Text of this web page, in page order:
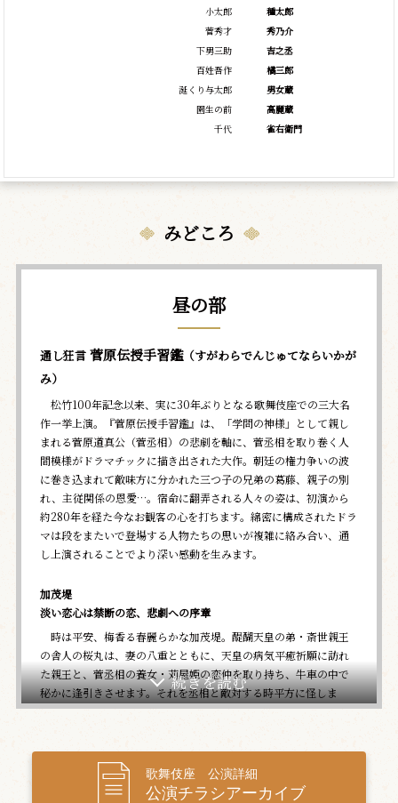
小太郎
菅秀才
下男三助
百姓吾作
涎くり与太郎
園生の前
千代
種太郎
秀乃介
吉之丞
橘三郎
男女蔵
高麗蔵
雀右衛門
みどころ
昼の部
通し狂言菅原伝授手習鑑（すがわらでんじゅてならいかが
み）
松竹100年記念以来、実に30年ぶりとなる歌舞伎座での三大名
作一挙上演。『菅原伝授手習鑑』は、「学問の神様」として親し
まれる菅原道真公（菅丞相）の悲劇を軸に、菅丞相を取り巻く人
間模様がドラマチックに描き出された大作。朝廷の権力争いの波
に巻き込まれて敵味方に分かれた三つ子の兄弟の葛藤、親子の別
れ、主従関係の恩愛…。宿命に翻弄される人々の姿は、初演から
約280年を経た今なお観客の心を打ちます。綿密に構成されたドラ
マは段をまたいで登場する人物たちの思いが複雑に絡み合い、通
し上演されることでより深い感動を生みます。
加茂堤
淡い恋心は禁断の恋、悲劇への序章
時は平安、梅香る春麗らかな加茂堤。醍醐天皇の弟・斎世親王
の舎人の桜丸は、妻の八重とともに、天皇の病気平癒祈願に訪れ
た親王と、菅丞相の養女・苅屋姫の恋仲を取り持ち、牛車の中で
秘かに逢引きさせます。それを丞相と敵対する時平方に怪しま
れ、桜丸が争ううち…。
筆法伝授
筆法の奥義を伝授した菅丞相は…
菅丞相は、帝の命により秘伝の筆法を伝授するため館に籠る
歌舞伎座 公演詳細
公演チラシアーカイブ